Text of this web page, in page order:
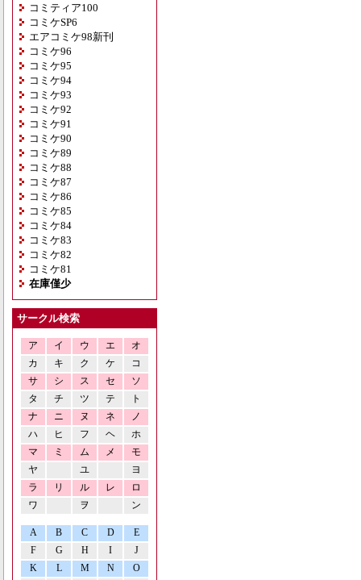
コミティア100
コミケSP6
エアコミケ98新刊
コミケ96
コミケ95
コミケ94
コミケ93
コミケ92
コミケ91
コミケ90
コミケ89
コミケ88
コミケ87
コミケ86
コミケ85
コミケ84
コミケ83
コミケ82
コミケ81
在庫僅少
サークル検索
ア イ ウ エ
オ
カ
キ ク ケ
コ
サ
シ ス セ
ソ
タ
チ ツ テ
ト
ナ
ニ ヌ ネ
ノ
ハ
ヒ フ ヘ
ホ
マ
ミ ム メ
モ
ヤ
ユ
ヨ
ラ
リ ル レ
ロ
ワ
ヲ ン
A B C D
E
F
G H I
J
K
L M N O